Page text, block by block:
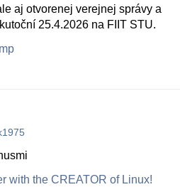
aj otvorenej verejnej správy a
25.4.2026 na FIIT STU.
with the CREATOR of Linux!